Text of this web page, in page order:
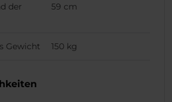
der
59 cm
Gewicht 150 kg